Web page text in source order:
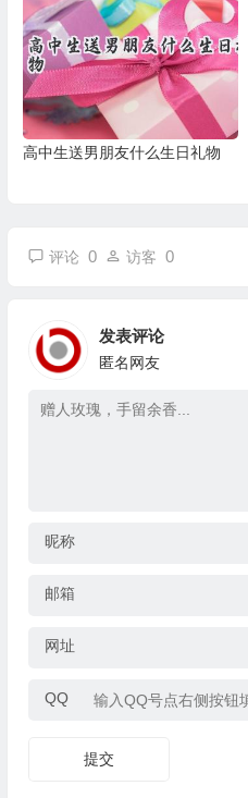
高中生送男朋友什么生日礼物
评论 0 访客 0
发表评论
匿名网友
昵称
邮箱
网址
QQ